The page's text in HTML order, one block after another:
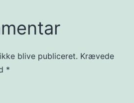
blive publiceret. Krævede
*